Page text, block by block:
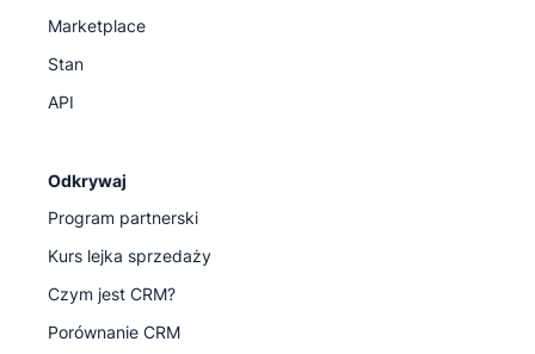
Marketplace
Stan
API
Odkrywaj
Program partnerski
Kurs lejka sprzedaży
Czym jest CRM?
Porównanie CRM